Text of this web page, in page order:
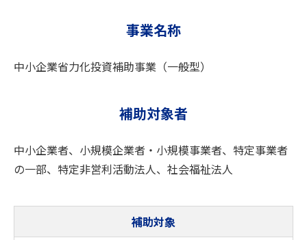
「交付決定後の留意事項（第1回～第3回公募）」を更新しまし
「スケジュール」のシステムメンテナンスに関するお知らせを
2026年7月2日 お知らせ
事業名称
中小企業省力化投資補助事業（一般型）
補助対象者
中小企業者、小規模企業者・小規模事業者、特定事業者
の一部、特定非営利活動法人、社会福祉法人
補助対象